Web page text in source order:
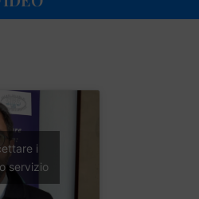
i
servizio